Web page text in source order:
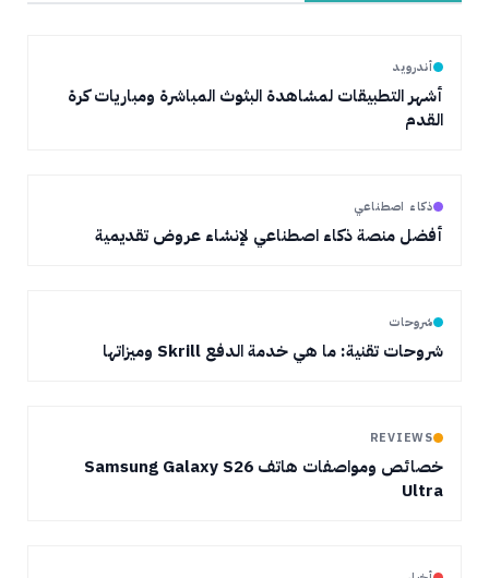
أندرويد
أشهر التطبيقات لمشاهدة البثوث المباشرة ومباريات كرة
القدم
ذكاء اصطناعي
أفضل منصة ذكاء اصطناعي لإنشاء عروض تقديمية
شروحات
شروحات تقنية: ما هي خدمة الدفع Skrill وميزاتها
REVIEWS
خصائص ومواصفات هاتف Samsung Galaxy S26
Ultra